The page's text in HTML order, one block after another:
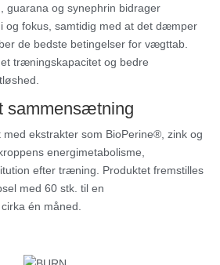
guarana og synephrin bidrager
og fokus, samtidig med at det dæmper
de bedste betingelser for vægttab.
træningskapacitet og bedre
sammensætning
ekstrakter som BioPerine®, zink og
energimetabolisme,
efter træning. Produktet fremstilles
med 60 stk. til en
én måned.